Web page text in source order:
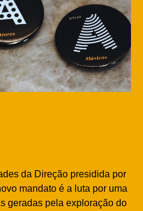
da Direção presidida por
mandato é a luta por uma
geradas pela exploração do